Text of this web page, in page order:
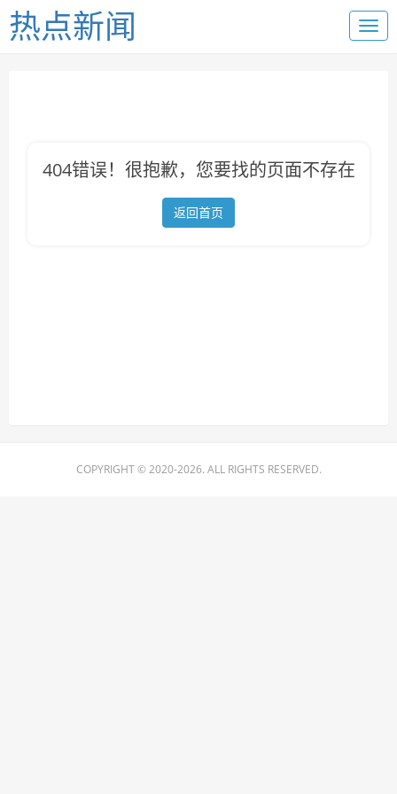
热点新闻
404错误！很抱歉，您要找的页面不存在
返回首页
COPYRIGHT © 2020-2026. ALL RIGHTS RESERVED.